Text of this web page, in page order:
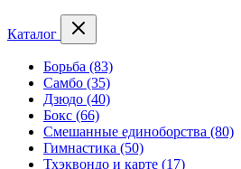
Каталог
Борьба (83)
Самбо (35)
Дзюдо (40)
Бокс (66)
Смешанные единоборства (80)
Гимнастика (50)
Тхэквондо и карте (17)